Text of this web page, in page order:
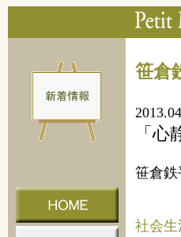
笹倉
「
笹倉
社会